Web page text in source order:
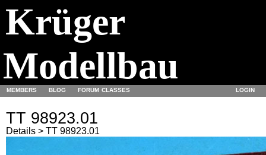
Krüger
Modellbau
MEMBERS BLOG FORUM CLASSES LOGIN
TT 98923.01
Details > TT 98923.01